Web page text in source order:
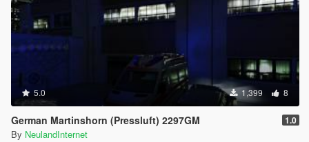
5.0 1,399 8
German Martinshorn (Pressluft) 2297GM 1.0
By NeulandInternet